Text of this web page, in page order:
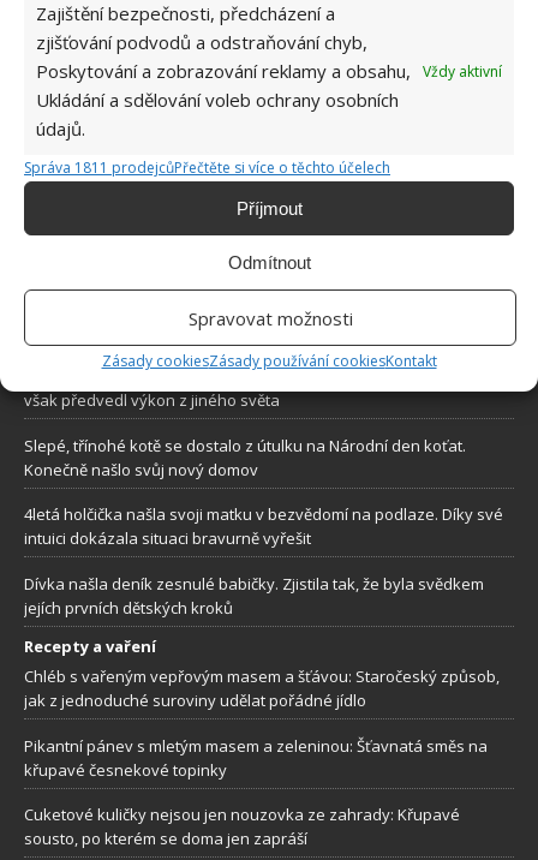
Zajištění bezpečnosti, předcházení a
zjišťování podvodů a odstraňování chyb,
Poskytování a zobrazování reklamy a obsahu,
Ukládání a sdělování voleb ochrany osobních
údajů.
Vždy aktivní
Správa 1811 prodejcůPřečtěte si více o těchto účelech
Příjmout
Odmítnout
Spravovat možnosti
Zásady cookiesZásady používání cookiesKontakt
O WEBU
Sháníte zajímavé tipy jak vylepšit Váš domov? Originální nápady,
aktuální trendy, praktické rady i inspirativní fotografie najdete na
stránkách internetového magazínuBydlimeutulne.cz
Vyzvedla si dítě ve školce a jela domů. To, co našla na jeho těle, ji
Přání postaršího zákazníka označil za nadlidský úkol. Kadeřník
však předvedl výkon z jiného světa
Slepé, třínohé kotě se dostalo z útulku na Národní den koťat.
Konečně našlo svůj nový domov
4letá holčička našla svoji matku v bezvědomí na podlaze. Díky své
intuici dokázala situaci bravurně vyřešit
Dívka našla deník zesnulé babičky. Zjistila tak, že byla svědkem
jejích prvních dětských kroků
Recepty a vaření
Chléb s vařeným vepřovým masem a šťávou: Staročeský způsob,
jak z jednoduché suroviny udělat pořádné jídlo
Pikantní pánev s mletým masem a zeleninou: Šťavnatá směs na
křupavé česnekové topinky
Cuketové kuličky nejsou jen nouzovka ze zahrady: Křupavé
sousto, po kterém se doma jen zapráší